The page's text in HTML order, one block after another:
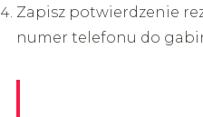
Zapisz potwierdzenie
numer telefonu do